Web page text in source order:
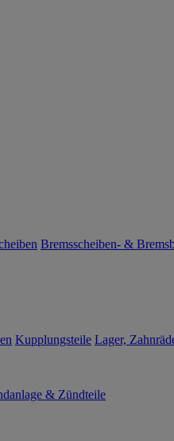
Bremsscheiben- &
Kupplungsteile Lager,
& Zündteile